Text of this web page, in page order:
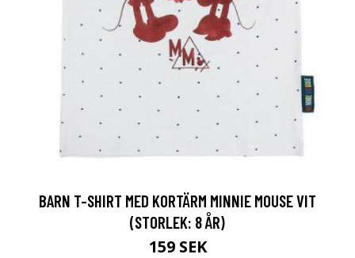
BARN T-SHIRT MED KORTÄRM MINNIE MOUSE VIT
(STORLEK: 8 ÅR)
159 SEK